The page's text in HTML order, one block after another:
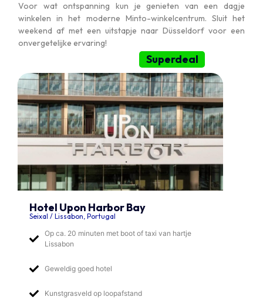
Voor wat ontspanning kun je genieten van een dagje
winkelen in het moderne Minto-winkelcentrum. Sluit het
weekend af met een uitstapje naar Düsseldorf voor een
onvergetelijke ervaring!
Hotel Upon Harbor Bay
Seixal / Lissabon, Portugal
Superdeal
Op ca. 20 minuten met boot of taxi van hartje
Lissabon
Geweldig goed hotel
Kunstgrasveld op loopafstand